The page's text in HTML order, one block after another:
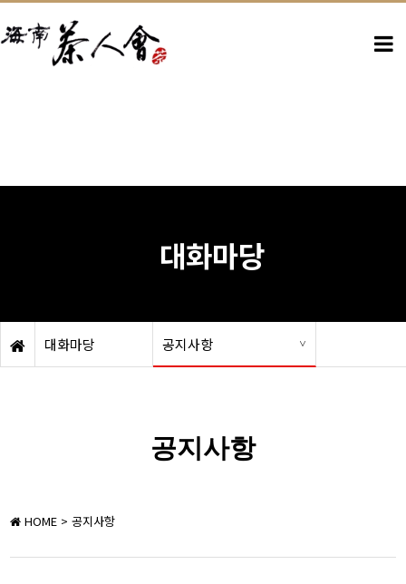
대화마당
대화마당 공지사항
공지사항
HOME > 공지사항